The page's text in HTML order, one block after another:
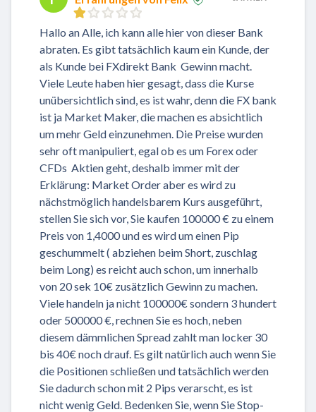
Hallo an Alle, ich kann alle hier von dieser Bank
abraten. Es gibt tatsächlich kaum ein Kunde, der
als Kunde bei FXdirekt Bank Gewinn macht.
Viele Leute haben hier gesagt, dass die Kurse
unübersichtlich sind, es ist wahr, denn die FX bank
ist ja Market Maker, die machen es absichtlich
um mehr Geld einzunehmen. Die Preise wurden
sehr oft manipuliert, egal ob es um Forex oder
CFDs Aktien geht, deshalb immer mit der
Erklärung: Market Order aber es wird zu
nächstmöglich handelsbarem Kurs ausgeführt,
stellen Sie sich vor, Sie kaufen 100000 € zu einem
Preis von 1,4000 und es wird um einen Pip
geschummelt ( abziehen beim Short, zuschlag
beim Long) es reicht auch schon, um innerhalb
von 20 sek 10€ zusätzlich Gewinn zu machen.
Viele handeln ja nicht 100000€ sondern 3 hundert
oder 500000 €, rechnen Sie es hoch, neben
diesem dämmlichen Spread zahlt man locker 30
bis 40€ noch drauf. Es gilt natürlich auch wenn Sie
die Positionen schließen und tatsächlich werden
Sie dadurch schon mit 2 Pips verarscht, es ist
nicht wenig Geld. Bedenken Sie, wenn Sie Stop-